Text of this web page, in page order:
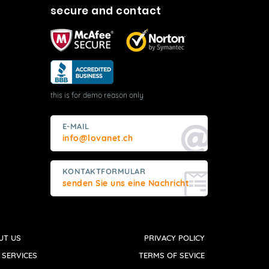
secure and contact
this is for demo reason only
E-MAIL
info@lovanet.ch
KONTAKTFORMULAR
senden Sie uns eine Nachricht
US
PRIVACY POLICY
TERMS OF SEVICE